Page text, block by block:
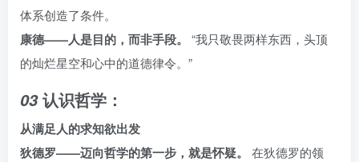
体系创造了条件。
康德——人是目的，而非手段。 “我只敬畏两样东西，头顶
的灿烂星空和心中的道德律令。”
03认识哲学：
从满足人的求知欲出发
狄德罗——迈向哲学的第一步，就是怀疑。 在狄德罗的领